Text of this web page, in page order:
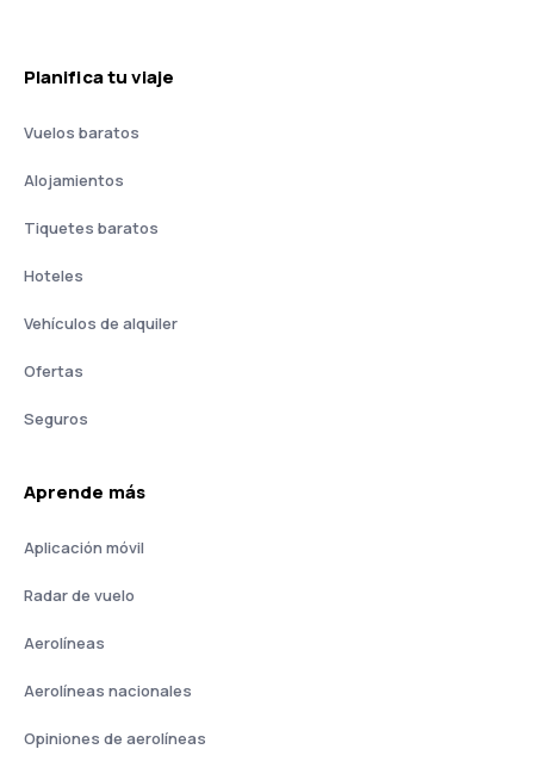
Planifica tu viaje
Vuelos baratos
Alojamientos
Tiquetes baratos
Hoteles
Vehículos de alquiler
Ofertas
Seguros
Aprende más
Aplicación móvil
Radar de vuelo
Aerolíneas
Aerolíneas nacionales
Opiniones de aerolíneas